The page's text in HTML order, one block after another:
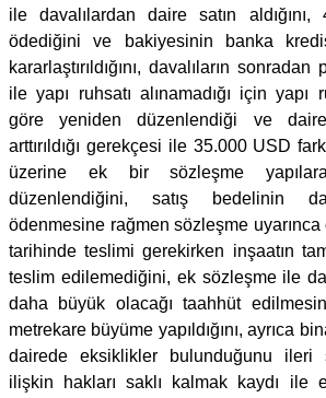
ile davalılardan daire satın
ödediğini ve bakiyesinin banka
kararlaştırıldığını, davalıların
ile yapı ruhsatı alınamadığı için yapı
göre yeniden düzenlendiği ve
arttırıldığı gerekçesi ile 35.000 USD
üzerine ek bir sözleşme
düzenlendiğini, satış bedelinin
ödenmesine rağmen sözleşme
tarihinde teslimi gerekirken inşaatın
teslim edilemediğini, ek sözleşme ile
daha büyük olacağı taahhüt
metrekare büyüme yapıldığını, ayrıca
dairede eksiklikler bulunduğunu ileri
ilişkin hakları saklı kalmak kaydı ile